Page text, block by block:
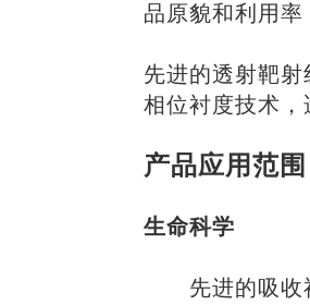
品原貌和利用率
先进的透射靶
相位衬度技术
产品应用范围
生命科学
先进的吸收衬